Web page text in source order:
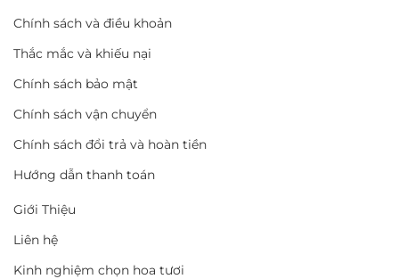
Chính sách và điều khoản
Thắc mắc và khiếu nại
Chính sách bảo mật
Chính sách vận chuyển
Chính sách đổi trả và hoàn tiền
Hướng dẫn thanh toán
Giới Thiệu
Liên hệ
Kinh nghiệm chọn hoa tươi